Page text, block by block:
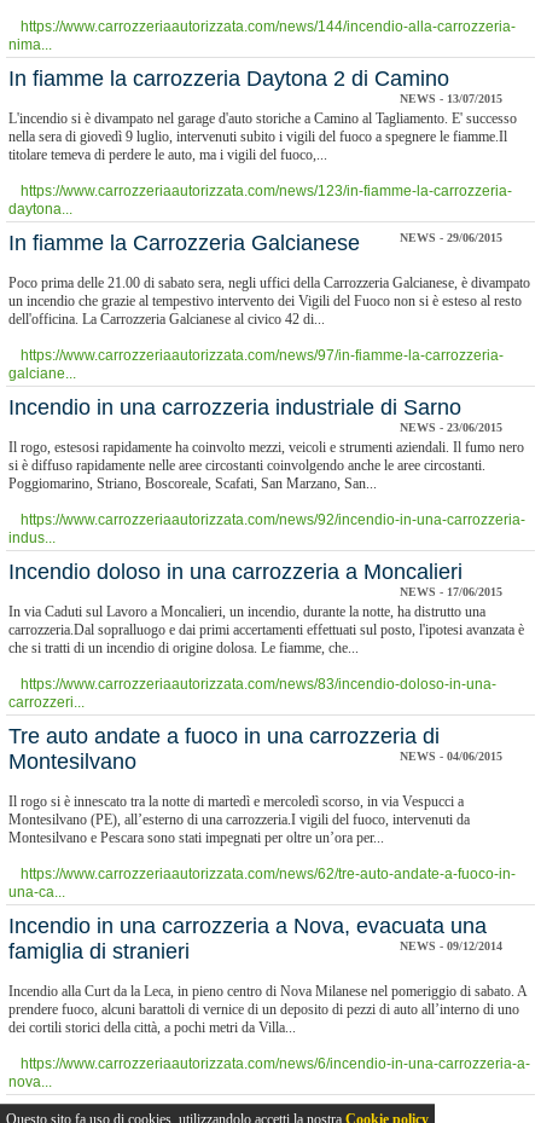
https://www.carrozzeriaautorizzata.com/news/144/incendio-alla-carrozzeria-
nima...
In fiamme la carrozzeria Daytona 2 di Camino
NEWS - 13/07/2015
L'incendio si è divampato nel garage d'auto storiche a Camino al Tagliamento. E' successo
nella sera di giovedì 9 luglio, intervenuti subito i vigili del fuoco a spegnere le fiamme.Il
titolare temeva di perdere le auto, ma i vigili del fuoco,...
https://www.carrozzeriaautorizzata.com/news/123/in-fiamme-la-carrozzeria-
daytona...
In fiamme la Carrozzeria Galcianese NEWS - 29/06/2015
Poco prima delle 21.00 di sabato sera, negli uffici della Carrozzeria Galcianese, è divampato
un incendio che grazie al tempestivo intervento dei Vigili del Fuoco non si è esteso al resto
dell'officina. La Carrozzeria Galcianese al civico 42 di...
https://www.carrozzeriaautorizzata.com/news/97/in-fiamme-la-carrozzeria-
galciane...
Incendio in una carrozzeria industriale di Sarno
NEWS - 23/06/2015
Il rogo, estesosi rapidamente ha coinvolto mezzi, veicoli e strumenti aziendali. Il fumo nero
si è diffuso rapidamente nelle aree circostanti coinvolgendo anche le aree circostanti.
Poggiomarino, Striano, Boscoreale, Scafati, San Marzano, San...
https://www.carrozzeriaautorizzata.com/news/92/incendio-in-una-carrozzeria-
indus...
Incendio doloso in una carrozzeria a Moncalieri
NEWS - 17/06/2015
In via Caduti sul Lavoro a Moncalieri, un incendio, durante la notte, ha distrutto una
carrozzeria.Dal sopralluogo e dai primi accertamenti effettuati sul posto, l'ipotesi avanzata è
che si tratti di un incendio di origine dolosa. Le fiamme, che...
https://www.carrozzeriaautorizzata.com/news/83/incendio-doloso-in-una-
carrozzeri...
Tre auto andate a fuoco in una carrozzeria di
Montesilvano
NEWS - 04/06/2015
Il rogo si è innescato tra la notte di martedì e mercoledì scorso, in via Vespucci a
Montesilvano (PE), all’esterno di una carrozzeria.I vigili del fuoco, intervenuti da
Montesilvano e Pescara sono stati impegnati per oltre un’ora per...
https://www.carrozzeriaautorizzata.com/news/62/tre-auto-andate-a-fuoco-in-
una-ca...
Incendio in una carrozzeria a Nova, evacuata una
famiglia di stranieri
NEWS - 09/12/2014
Incendio alla Curt da la Leca, in pieno centro di Nova Milanese nel pomeriggio di sabato. A
prendere fuoco, alcuni barattoli di vernice di un deposito di pezzi di auto all’interno di uno
dei cortili storici della città, a pochi metri da Villa...
https://www.carrozzeriaautorizzata.com/news/6/incendio-in-una-carrozzeria-a-
nova...
Questo sito fa uso di cookies, utilizzandolo accetti la nostra Cookie policy